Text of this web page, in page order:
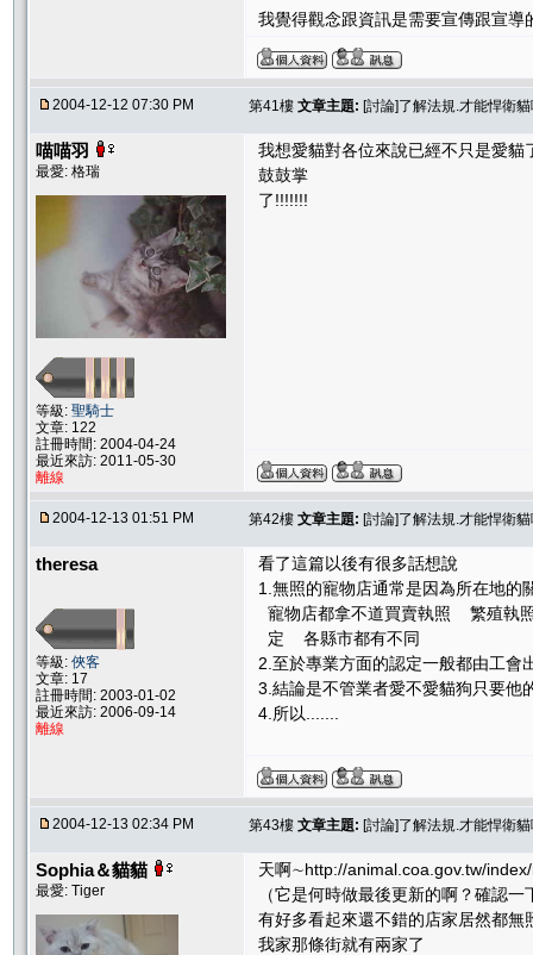
我覺得觀念跟資訊是需要宣傳跟宣導
2004-12-12 07:30 PM 第41樓 文章主題: [討論]了解法規.才能悍衛
喵喵羽
最愛: 格瑞
等級: 聖騎士
文章: 122
註冊時間: 2004-04-24
最近來訪: 2011-05-30
離線
我想愛貓對各位來說已經不只是愛
鼓鼓掌
了!!!!!!!
2004-12-13 01:51 PM 第42樓 文章主題: [討論]了解法規.才能悍衛
theresa
等級: 俠客
文章: 17
註冊時間: 2003-01-02
最近來訪: 2006-09-14
離線
看了這篇以後有很多話想說
1.無照的寵物店通常是因為所在地的
寵物店都拿不道買賣執照 繁殖執
定 各縣市都有不同
2.至於專業方面的認定一般都由工會
3.結論是不管業者愛不愛貓狗只要他
4.所以.......
2004-12-13 02:34 PM 第43樓 文章主題: [討論]了解法規.才能悍衛
Sophia＆貓貓
最愛: Tiger
天啊∼http://animal.coa.gov.tw/
（它是何時做最後更新的啊？確認
有好多看起來還不錯的店家居然都無
我家那條街就有兩家了